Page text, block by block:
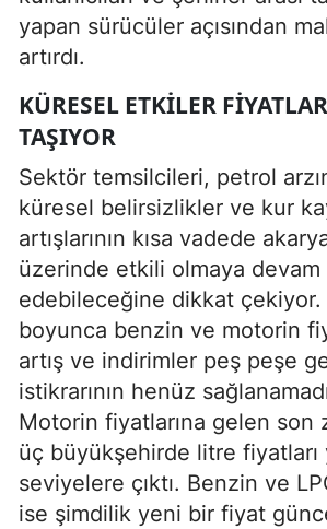
yapan sürücüler açısından
artırdı.
KÜRESEL ETKILER
TAŞIYOR
Sektör temsilcileri, petrol
küresel belirsizlikler ve kur
artışlarının kısa vadede
üzerinde etkili olmaya devam
edebileceğine dikkat çekiyor.
boyunca benzin ve motorin
artış ve indirimler peş peşe
istikrarının henüz
Motorin fiyatlarına gelen son
üç büyükşehirde litre fiyatları
seviyelere çıktı. Benzin ve
ise şimdilik yeni bir fiyat